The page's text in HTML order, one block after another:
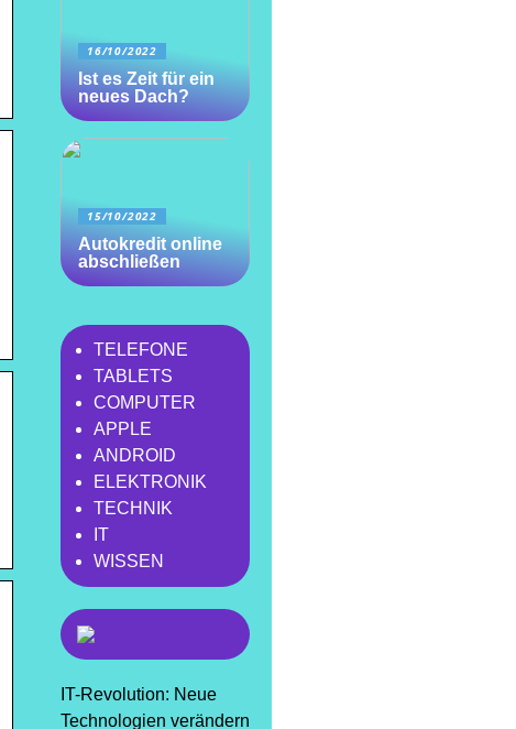
16/10/2022
Ist es Zeit für ein
neues Dach?
15/10/2022
Autokredit online
abschließen
TELEFONE
TABLETS
COMPUTER
APPLE
ANDROID
ELEKTRONIK
TECHNIK
IT
WISSEN
IT-Revolution: Neue
Technologien verändern